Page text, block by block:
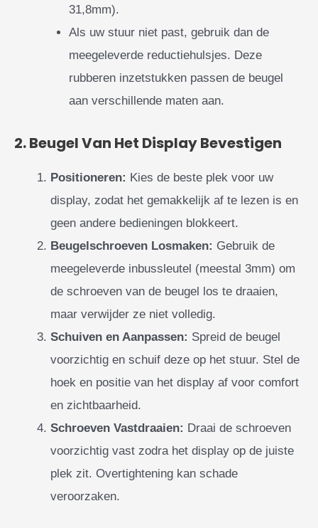
31,8mm).
Als uw stuur niet past, gebruik dan de
meegeleverde reductiehulsjes. Deze
rubberen inzetstukken passen de beugel
aan verschillende maten aan.
2. Beugel Van Het Display Bevestigen
Positioneren: Kies de beste plek voor uw
display, zodat het gemakkelijk af te lezen is en
geen andere bedieningen blokkeert.
Beugelschroeven Losmaken: Gebruik de
meegeleverde inbussleutel (meestal 3mm) om
de schroeven van de beugel los te draaien,
maar verwijder ze niet volledig.
Schuiven en Aanpassen: Spreid de beugel
voorzichtig en schuif deze op het stuur. Stel de
hoek en positie van het display af voor comfort
en zichtbaarheid.
Schroeven Vastdraaien: Draai de schroeven
voorzichtig vast zodra het display op de juiste
plek zit. Overtightening kan schade
veroorzaken.